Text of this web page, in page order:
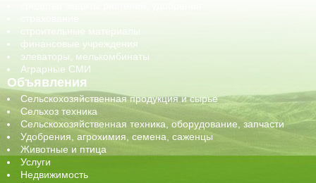
строительные материалы
финансовые учреждения
элеваторы, мелькомбинаты
Аграрные СМИ
Объявления
Сельскохозяйственная продукция и сырье
Сельхоз техника
Сельскохозяйственная техника, оборудование, запчасти
Удобрения, агрохимия, семена, саженцы
Животные и птица
Услуги
Недвижимость